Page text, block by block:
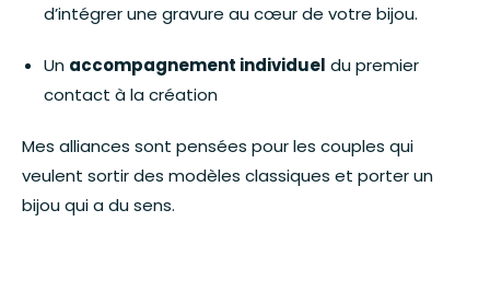
d’intégrer une gravure au cœur de votre bijou.
Un accompagnement individuel du premier
contact à la création
Mes alliances sont pensées pour les couples qui
veulent sortir des modèles classiques et porter un
bijou qui a du sens.